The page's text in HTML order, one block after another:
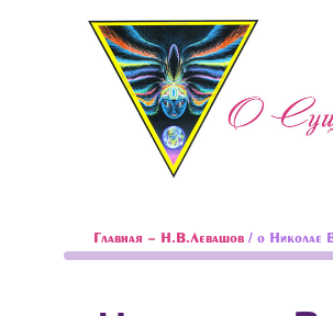
Главная - Н.В.Левашов / о Николае